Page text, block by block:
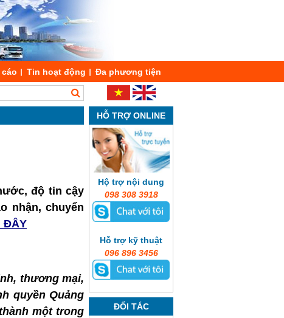
cáo Tin hoạt động Đa phương tiện
độ tin cậy
nhận, chuyển
ĐÂY
thương mại,
quyền Quảng
một trong
HỖ TRỢ ONLINE
Hộ trợ nội dung
098 308 3918
Hỗ trợ kỹ thuật
096 896 3456
ĐỐI TÁC